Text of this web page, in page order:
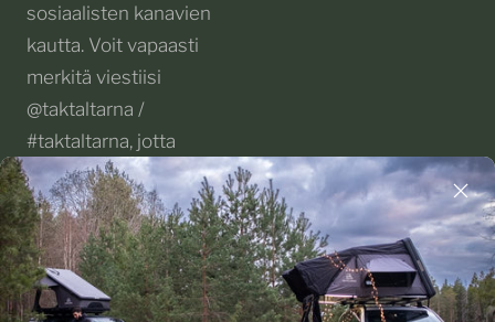
sosiaalisten kanavien
kautta. Voit vapaasti
merkitä viestiisi
@taktaltarna /
#taktaltarna, jotta
voimme seurata
seikkailujasi!